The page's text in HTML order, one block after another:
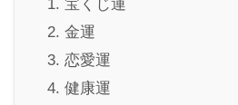
宝くじ運
金運
恋愛運
健康運